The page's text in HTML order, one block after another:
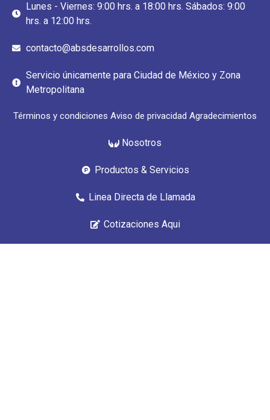
Lunes - Viernes: 9:00 hrs. a 18:00 hrs. Sábados: 9:00
hrs. a 12:00 hrs.
contacto@absdesarrollos.com
Servicio únicamente para Ciudad de México y Zona
Metropolitana
Términos y condiciones Aviso de privacidad Agradecimientos
Nosotros
Productos & Servicios
Linea Directa de Llamada
Cotizaciones Aqui